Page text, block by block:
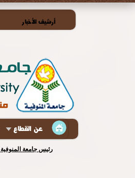
أرشيف الأخبار
عن القطاع
رئيس جامعة